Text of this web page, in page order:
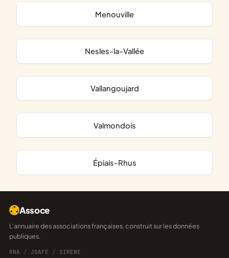
Menouville
Nesles-la-Vallée
Vallangoujard
Valmondois
Épiais-Rhus
Assoce
L'annuaire des associations françaises, construit sur les données
publiques.
RNA / JOAFE / SIRENE